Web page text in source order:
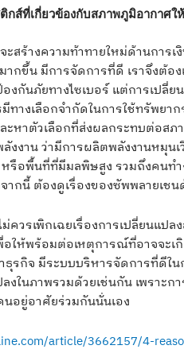
กส์ที่เกี่ยวข้องกับสภาพภูมิอากาศใ
สร้างความท้าทายใหม่ด้านการ
กขึ้น มีการจัดการที่ดี เราจึงต้
กันภัยทางไซเบอร์ แต่การเปลี่
างเลือกจำกัดในการใช้ทรัพยา
ะหาตัวเลือกที่ส่งผลกระทบต่อส
งงาน ว่ามีการผลิตพลังงานหมุ
รือพื้นที่ที่มีมลพิษสูง รวมถึงคนท
กนี้ ต้องดูเรื่องของซัพพลายเช
ควรเพิกเฉยเรื่องการเปลี่ยนแป
ให้พร้อมต่อเหตุการณ์ที่อาจจะ
รกิจ มีระบบบริหารจัดการที่ดีใ
งในภาพรวมด้วยเช่นกัน เพราะ
อยู่อาศัยร่วมกันนั่นเอง
article/3662157/4-